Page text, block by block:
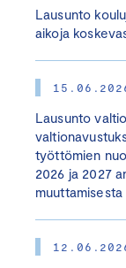
Lausunto
aikoja
Lausunto
työttömien
2026 ja 2027
muuttamisesta